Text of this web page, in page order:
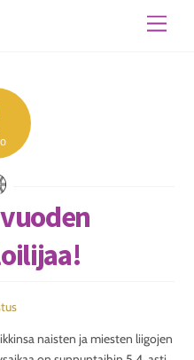
Menu
naisten ja miesten liigojen